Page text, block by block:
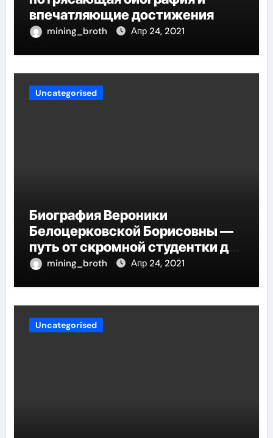
впечатляющие достижения
mining_broth Апр 24, 2021
Uncategorised
Биография Вероники
Белоцерковской Борисовны —
путь от скромной студентки до
великолепных достижений в
mining_broth Апр 24, 2021
Uncategorised